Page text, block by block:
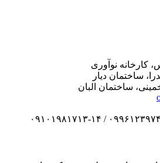
کارخانه نوآوری
ساختمان دیار
ساختمان البان